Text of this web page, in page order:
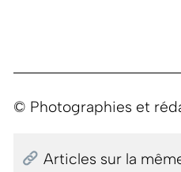
© Photographies et
Articles sur la